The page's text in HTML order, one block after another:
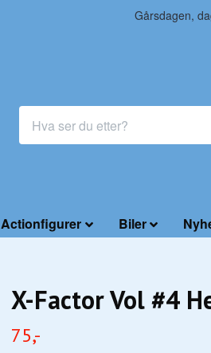
Gårsdagen,
Actionfigurer Biler
X-Factor Vol #4
75,-